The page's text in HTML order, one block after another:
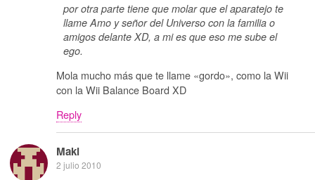
por otra parte tiene que molar que el aparatejo te
llame Amo y señor del Universo con la familia o
amigos delante XD, a mi es que eso me sube el
ego.
Mola mucho más que te llame «gordo», como la Wii
con la Wii Balance Board XD
Reply
Maki
2 julio 2010